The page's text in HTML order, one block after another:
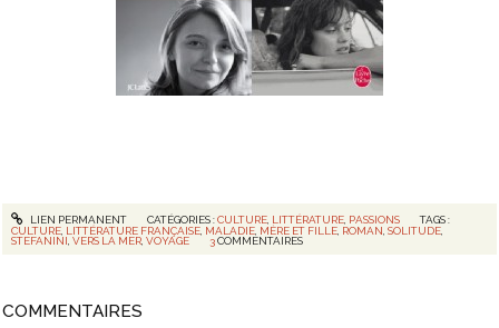
LIEN PERMANENT CATÉGORIES :CULTURE, LITTÉRATURE, PASSIONS
TAGS :
CULTURE LITTÉRATURE FRANÇAISE MALADIE MÈRE ET FILLE ROMAN ,SOLITUDE
STEFANINI ,VERS LA MER ,VOYAGE 3 COMMENTAIRES
COMMENTAIRES